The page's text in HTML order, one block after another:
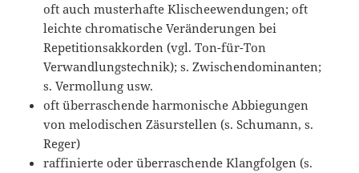
oft auch musterhafte Klischeewendungen; oft
leichte chromatische Veränderungen bei
Repetitionsakkorden (vgl. Ton-für-Ton
Verwandlungstechnik); s. Zwischendominanten;
s. Vermollung usw.
oft überraschende harmonische Abbiegungen
von melodischen Zäsurstellen (s. Schumann, s.
Reger)
raffinierte oder überraschende Klangfolgen (s.